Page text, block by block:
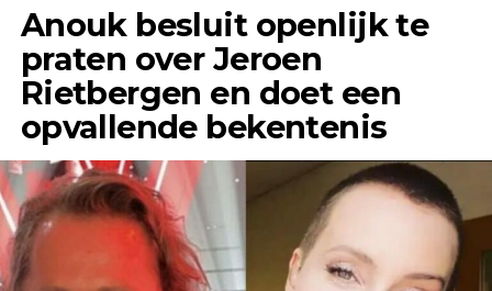
Anouk besluit openlijk te
praten over Jeroen
Rietbergen en doet een
opvallende bekentenis